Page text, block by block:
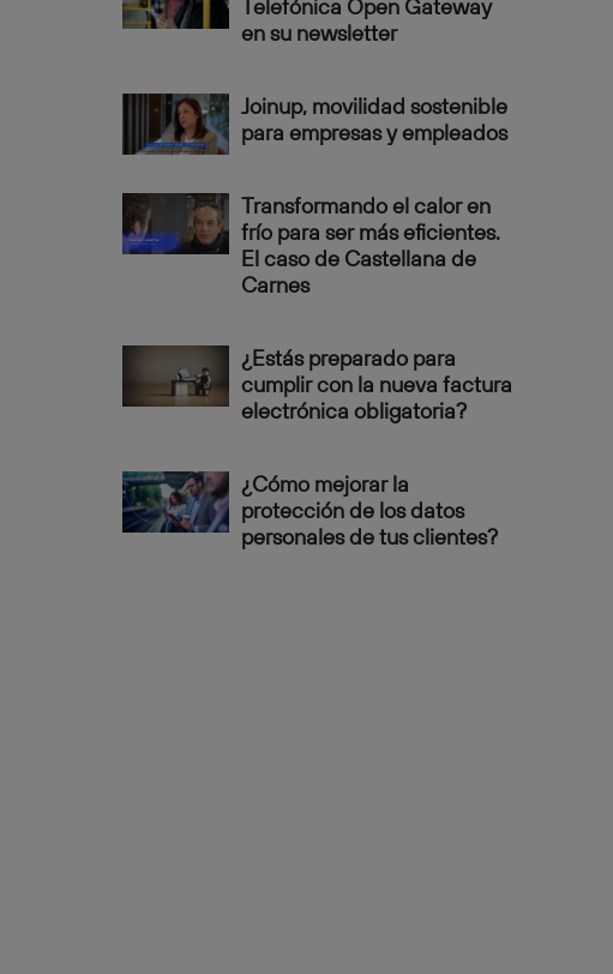
Telefónica Open Gateway
en su newsletter
Joinup, movilidad sostenible
para empresas y empleados
Transformando el calor en
frío para ser más eficientes.
El caso de Castellana de
Carnes
¿Estás preparado para
cumplir con la nueva factura
electrónica obligatoria?
¿Cómo mejorar la
protección de los datos
personales de tus clientes?